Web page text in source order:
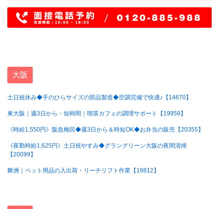
大阪
土日祝休み◆手のひらサイズの部品製造◆空調完備で快適♪【14670】
東大阪｜週3日から・短時間｜喫茶カフェの調理サポート【19959】
《時給1,550円》阪急梅田◆週3日から＆時短OK◆お弁当の販売【20355】
《夜勤時給1,625円》土日祝やすみ◆グラングリーン大阪の夜間清掃
【20099】
舞洲｜ペット用品の入出荷・リーチリフト作業【19812】